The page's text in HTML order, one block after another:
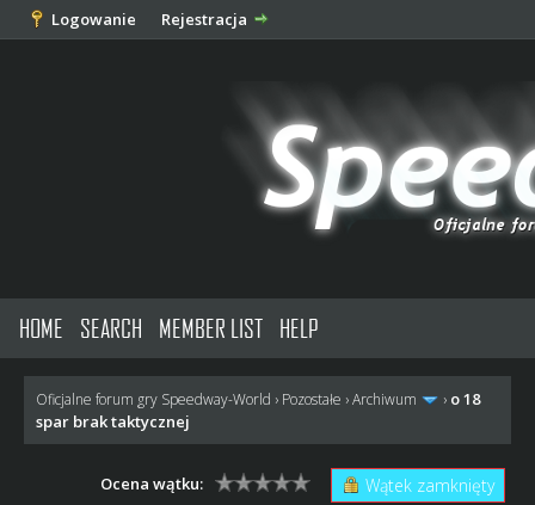
Logowanie Rejestracja
HOME SEARCH MEMBER LIST HELP
Oficjalne forum gry Speedway-World › Pozostałe ›Archiwum › o 18
spar brak taktycznej
Wątek zamknięty
Ocena wątku: